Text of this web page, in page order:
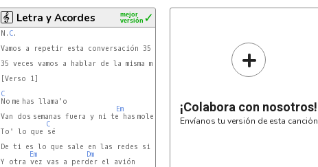
Letra y Acordes ✓
mejor
versión
N. C.
Vamos a repetir esta conversación 35 veces
35 veces vamos a hablar de la misma mierda
[Verso 1]
C
Em
Van dos semanas fuera y ni te has molesta'o
C
To' lo que sé
De ti es lo que sale en las redes si escribo tu nombre
Em
Dm
Y otra vez vas a perder el avión
+
¡Colabora con nosotros!
Envíanos tu versión de esta canción